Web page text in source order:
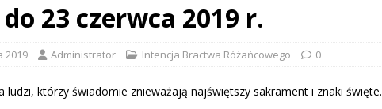
23 czerwca 2019 r.
2019 Administrator Intencja Bractwa Różańcowego 0
ludzi, którzy świadomie znieważają najświętszy sakrament i znaki święte.